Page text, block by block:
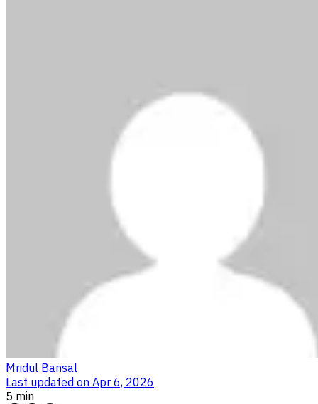
Mridul Bansal
Last updated on Apr 6, 2026
5 min